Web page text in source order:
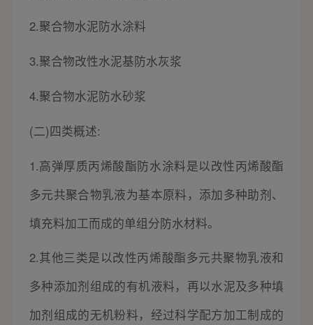
2.聚合物水泥防水涂料
3.聚合物改性水泥基防水灰浆
4.聚合物水泥防水砂浆
(二)四类概述:
1.高弹厚质丙烯酸酯防水涂料是以改性丙烯酸酯
多元共聚合物乳液为基本原料，添加多种助剂、
填充料加工而成的单组分防水材料。
2.其他三类是以改性丙烯酸酯多元共聚物乳液和
多种添加剂组成的有机液料，再以水泥及多种填
加剂组成的无机粉料，经过科学配方加工制成的